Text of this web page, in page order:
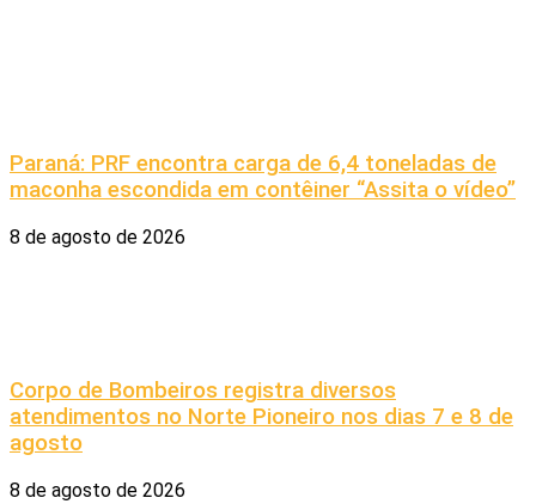
Paraná: PRF encontra carga de 6,4 toneladas de
maconha escondida em contêiner “Assita o vídeo”
8 de agosto de 2026
Corpo de Bombeiros registra diversos
atendimentos no Norte Pioneiro nos dias 7 e 8 de
agosto
8 de agosto de 2026